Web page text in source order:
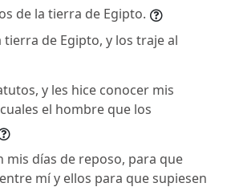
de la tierra de Egipto.
tierra de Egipto, y los traje al
y les hice conocer mis
el hombre que los
mis días de reposo, para que
mí y ellos para que supiesen